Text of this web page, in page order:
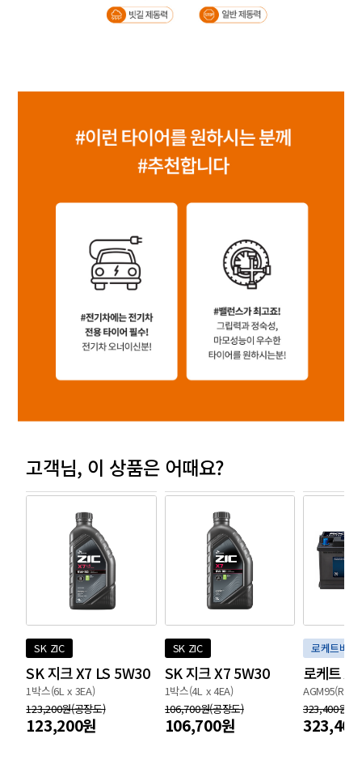
고객님, 이 상품은 어때요?
SK ZIC
SK 지크 X7 LS 5W30
1박스(6L x 3EA)
123,200원(공장도)
123,200원
SK ZIC
SK 지크 X7 5W30
1박스(4L x 4EA)
106,700원(공장도)
106,700원
로케트배터
로케트
AGM95(R)
323,400원(
323,400